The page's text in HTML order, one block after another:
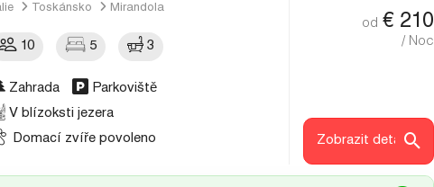
Toskánsko Mirandola
10 5 3
Zahrada
Parkoviště
V blízoksti jezera
Domací zvíře povoleno
od € 210
/ Noc
Zobrazit detaily